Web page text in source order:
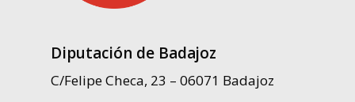
Diputación de Badajoz
C/Felipe Checa, 23 – 06071 Badajoz